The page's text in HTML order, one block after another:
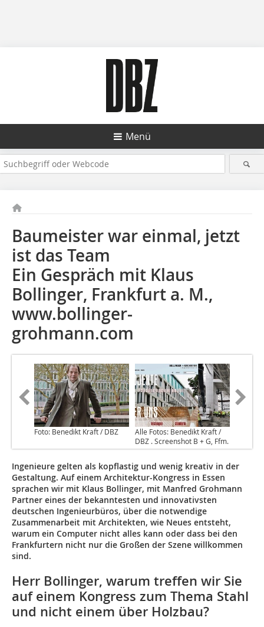
Menü
Baumeister war einmal, jetzt
ist das Team
Ein Gespräch mit Klaus
Bollinger, Frankfurt a. M.,
www.bollinger-
grohmann.com
Foto: Benedikt Kraft / DBZ
Alle Fotos: Benedikt Kraft /
DBZ . Screenshot B + G, Ffm.
Ingenieure gelten als kopflastig und wenig kreativ in der
Gestaltung. Auf einem Architektur-Kongress in Essen
sprachen wir mit Klaus Bollinger, mit Manfred Grohmann
Partner eines der bekanntesten und innovativsten
deutschen Ingenieurbüros, über die notwendige
Zusammenarbeit mit Architekten, wie Neues entsteht,
warum ein Computer nicht alles kann oder dass bei den
Frankfurtern nicht nur die Großen der Szene willkommen
sind.
Herr Bollinger, warum treffen wir Sie
auf einem Kongress zum Thema Stahl
und nicht einem über Holzbau?